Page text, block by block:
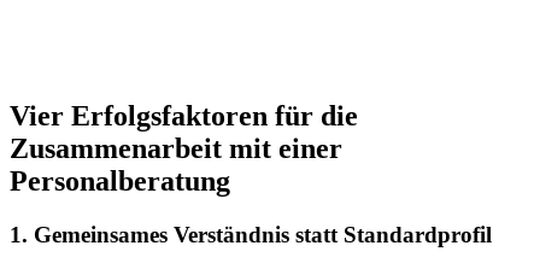
Vier Erfolgsfaktoren für die
Zusammenarbeit mit einer
Personalberatung
1. Gemeinsames Verständnis statt Standardprofil